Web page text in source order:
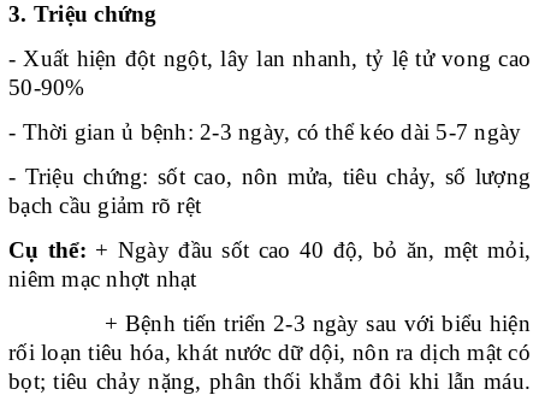
3. Triệu chứng
- Xuất hiện đột ngột, lây lan nhanh, tỷ lệ tử vong cao
50-90%
- Thời gian ủ bệnh: 2-3 ngày, có thể kéo dài 5-7 ngày
- Triệu chứng: sốt cao, nôn mửa, tiêu chảy, số lượng
bạch cầu giảm rõ rệt
Cụ thể: + Ngày đầu sốt cao 40 độ, bỏ ăn, mệt mỏi,
niêm mạc nhợt nhạt
+ Bệnh tiến triển 2-3 ngày sau với biểu hiện
rối loạn tiêu hóa, khát nước dữ dội, nôn ra dịch mật có
bọt; tiêu chảy nặng, phân thối khắm đôi khi lẫn máu.